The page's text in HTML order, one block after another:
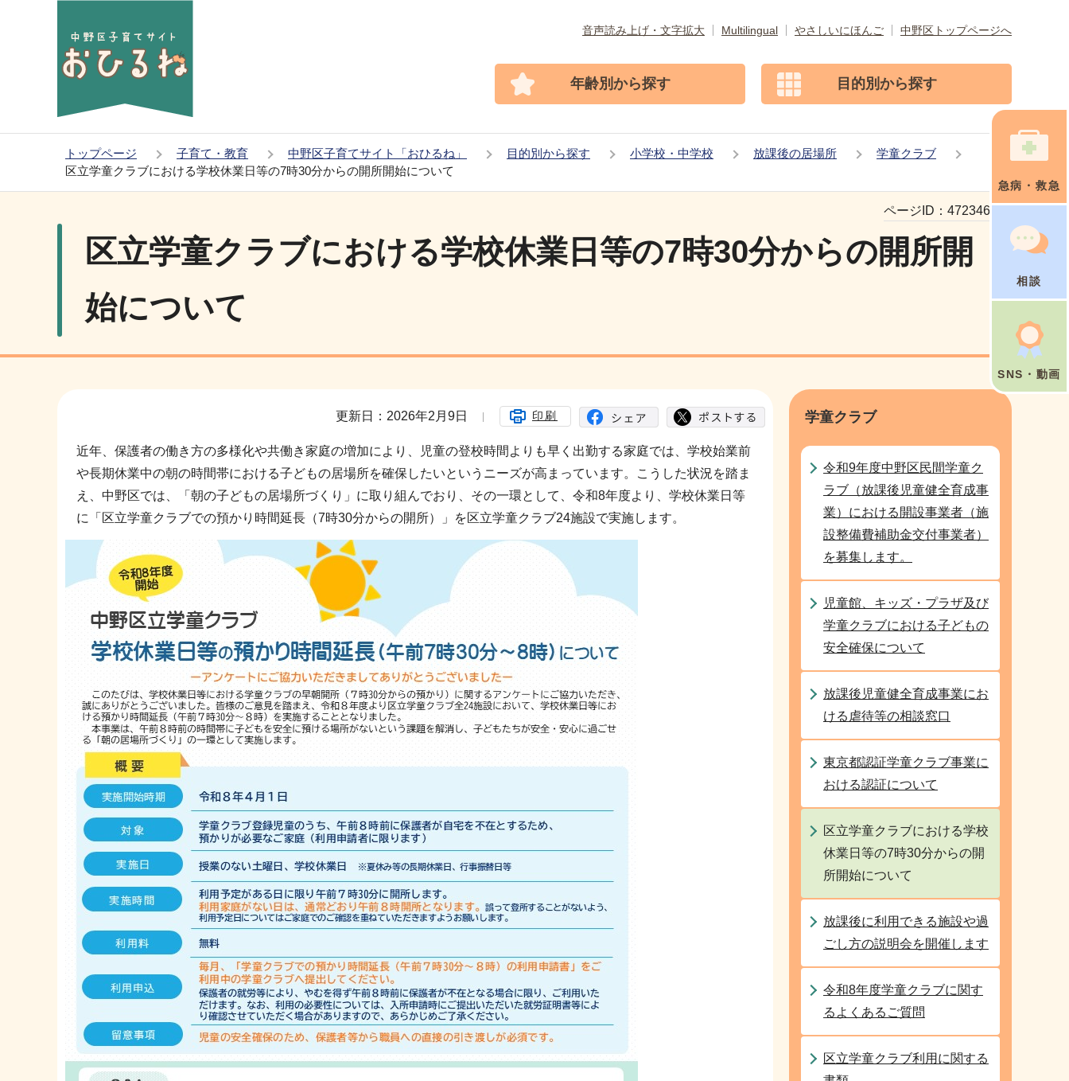
で
音声読み上げ・文字拡大 Multilingual やさしいにほんご 中野区トップページへ
年齢別から探す 目的別から探す
急病・救急
相談
SNS・動画
トップページ 子育て・教育 中野区子育てサイト「おひるね」 目的別から探す 小学校・中学校 放課後の居場所
学童クラブ
区立学童クラブにおける学校休業日等の7時30分からの開所開始について
区立学童クラブにおける学校休業日等の7時30分からの開所開
始について
ページID： 472346277
更新日：2026年2月9日 印刷
近年、保護者の働き方の多様化や共働き家庭の増加により、児童の登校時間よりも早く出勤する家庭では、学校始業前
や長期休業中の朝の時間帯における子どもの居場所を確保したいというニーズが高まっています。こうした状況を踏ま
え、中野区では、「朝の子どもの居場所づくり」に取り組んでおり、その一環として、令和8年度より、学校休業日等
に「区立学童クラブでの預かり時間延長（7時30分からの開所）」を区立学童クラブ24施設で実施します。
学童クラブ
令和9年度中野区民間学童ク
ラブ（放課後児童健全育成事
業）における開設事業者（施
設整備費補助金交付事業者）
を募集します。
児童館、キッズ・プラザ及び
学童クラブにおける子どもの
安全確保について
放課後児童健全育成事業にお
ける虐待等の相談窓口
東京都認証学童クラブ事業に
おける認証について
区立学童クラブにおける学校
休業日等の7時30分からの開
所開始について
放課後に利用できる施設や過
ごし方の説明会を開催します
令和8年度学童クラブに関す
るよくあるご質問
区立学童クラブ利用に関する